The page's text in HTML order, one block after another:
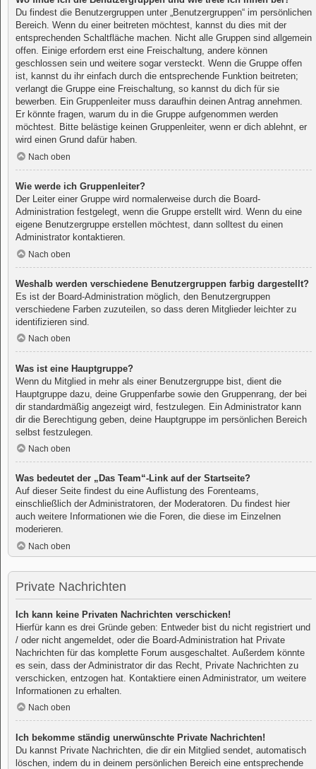
Du findest die Benutzergruppen unter „Benutzergruppen“ im persönlichen
Bereich. Wenn du einer beitreten möchtest, kannst du dies mit der
entsprechenden Schaltfläche machen. Nicht alle Gruppen sind allgemein
offen. Einige erfordern erst eine Freischaltung, andere können
geschlossen sein und weitere sogar versteckt. Wenn die Gruppe offen
ist, kannst du ihr einfach durch die entsprechende Funktion beitreten;
verlangt die Gruppe eine Freischaltung, so kannst du dich für sie
bewerben. Ein Gruppenleiter muss daraufhin deinen Antrag annehmen.
Er könnte fragen, warum du in die Gruppe aufgenommen werden
möchtest. Bitte belästige keinen Gruppenleiter, wenn er dich ablehnt, er
wird einen Grund dafür haben.
Nach oben
Wie werde ich Gruppenleiter?
Der Leiter einer Gruppe wird normalerweise durch die Board-
Administration festgelegt, wenn die Gruppe erstellt wird. Wenn du eine
eigene Benutzergruppe erstellen möchtest, dann solltest du einen
Administrator kontaktieren.
Nach oben
Weshalb werden verschiedene Benutzergruppen farbig dargestellt?
Es ist der Board-Administration möglich, den Benutzergruppen
verschiedene Farben zuzuteilen, so dass deren Mitglieder leichter zu
identifizieren sind.
Nach oben
Was ist eine Hauptgruppe?
Wenn du Mitglied in mehr als einer Benutzergruppe bist, dient die
Hauptgruppe dazu, deine Gruppenfarbe sowie den Gruppenrang, der bei
dir standardmäßig angezeigt wird, festzulegen. Ein Administrator kann
dir die Berechtigung geben, deine Hauptgruppe im persönlichen Bereich
selbst festzulegen.
Nach oben
Was bedeutet der „Das Team“-Link auf der Startseite?
Auf dieser Seite findest du eine Auflistung des Forenteams,
einschließlich der Administratoren, der Moderatoren. Du findest hier
auch weitere Informationen wie die Foren, die diese im Einzelnen
moderieren.
Nach oben
Private Nachrichten
Ich kann keine Privaten Nachrichten verschicken!
Hierfür kann es drei Gründe geben: Entweder bist du nicht registriert und
/ oder nicht angemeldet, oder die Board-Administration hat Private
Nachrichten für das komplette Forum ausgeschaltet. Außerdem könnte
es sein, dass der Administrator dir das Recht, Private Nachrichten zu
verschicken, entzogen hat. Kontaktiere einen Administrator, um weitere
Informationen zu erhalten.
Nach oben
Ich bekomme ständig unerwünschte Private Nachrichten!
Du kannst Private Nachrichten, die dir ein Mitglied sendet, automatisch
löschen, indem du in deinem persönlichen Bereich eine entsprechende